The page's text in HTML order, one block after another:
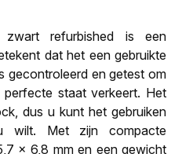
refurbished is een
dat het een gebruikte
gecontroleerd en getest om
staat verkeert. Het
dus u kunt het gebruiken
wilt. Met zijn compacte
x 6,8 mm en een gewicht